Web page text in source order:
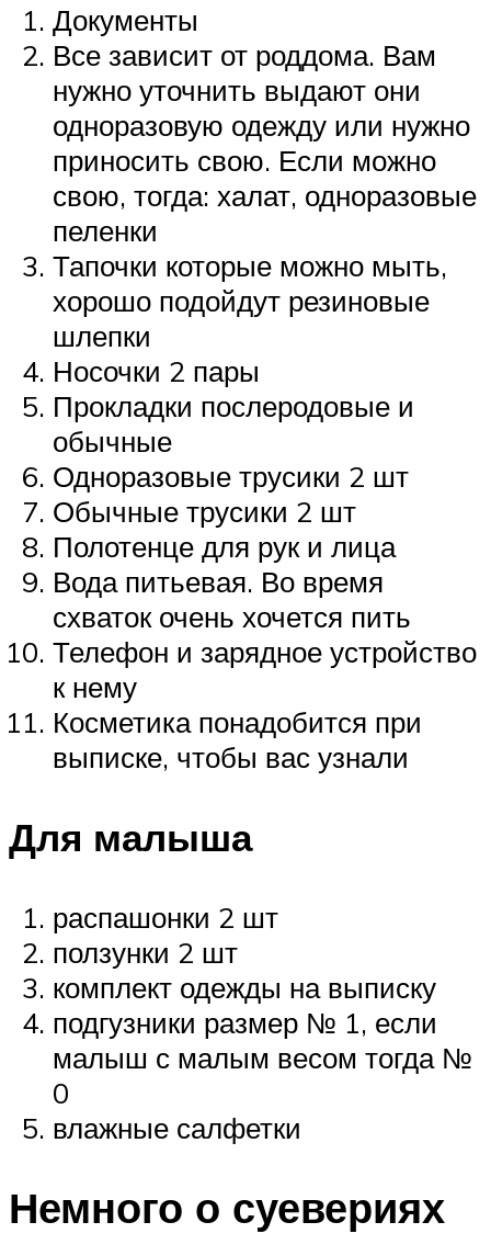
Документы
Все зависит от роддома. Вам
нужно уточнить выдают они
одноразовую одежду или нужно
приносить свою. Если можно
свою, тогда: халат, одноразовые
пеленки
Тапочки которые можно мыть,
хорошо подойдут резиновые
шлепки
Носочки 2 пары
Прокладки послеродовые и
обычные
Одноразовые трусики 2 шт
Обычные трусики 2 шт
Полотенце для рук и лица
Вода питьевая. Во время
схваток очень хочется пить
Телефон и зарядное устройство
к нему
Косметика понадобится при
выписке, чтобы вас узнали
Для малыша
распашонки 2 шт
ползунки 2 шт
комплект одежды на выписку
подгузники размер № 1, если
малыш с малым весом тогда №
0
влажные салфетки
Немного о суевериях